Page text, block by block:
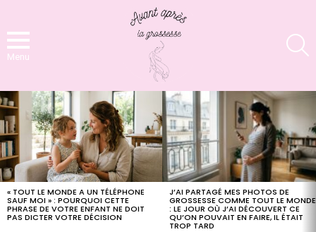
Menu
LATEST
STORIES
« TOUT LE MONDE A UN TÉLÉPHONE
SAUF MOI » : POURQUOI CETTE
PHRASE DE VOTRE ENFANT NE DOIT
PAS DICTER VOTRE DÉCISION
J’AI PARTAGÉ MES PHOTOS DE
GROSSESSE COMME TOUT LE MONDE
: LE JOUR OÙ J’AI DÉCOUVERT CE
QU’ON POUVAIT EN FAIRE, IL ÉTAIT
TROP TARD